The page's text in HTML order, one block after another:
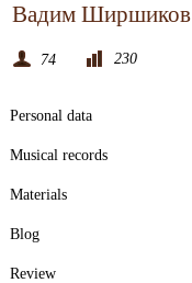
Вадим Ширшиков
74 230
Personal data
Musical records
Materials
Blog
Review